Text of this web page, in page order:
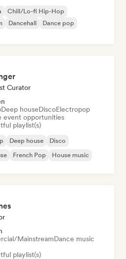
Chill/Lo-fi Hip-Hop
Dancehall
Dance pop
Curator
Deep houseDiscoElectropop
event opportunities
playlist(s)
Deep house
Disco
French Pop House music
MainstreamDance music
playlist(s)